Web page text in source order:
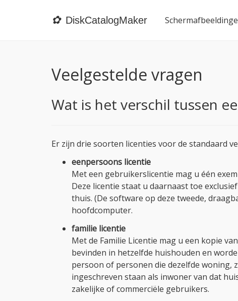
✿ DiskCatalogMaker
Veelgestelde vragen
Wat is het verschil tussen
Er zijn drie soorten licenties voor de standaard
eenpersoons licentie
Met een gebruikerslicentie mag u één
Deze licentie staat u daarnaast toe
thuis. (De software op deze tweede,
hoofdcomputer.
familie licentie
Met de Familie Licentie mag u een kopie
bevinden in hetzelfde huishouden en
persoon of personen die dezelfde woning,
ingeschreven staan als inwoner van dat
zakelijke of commerciële gebruikers.